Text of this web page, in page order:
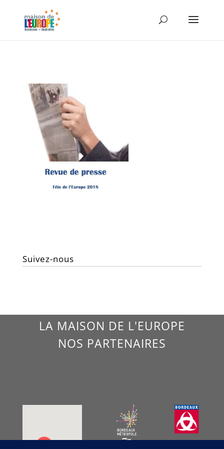
Suivez-nous
LA MAISON DE L'EUROPE
NOS PARTENAIRES